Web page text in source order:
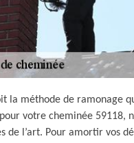
la méthode de ramonage
votre cheminée 59118,
de l’art. Pour amortir vos